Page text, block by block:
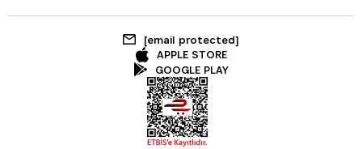
[email protected]
APPLE STORE
GOOGLE PLAY